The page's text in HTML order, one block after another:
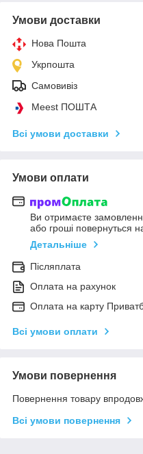
Умови доставки
Нова Пошта
Укрпошта
Самовивіз
Meest ПОШТА
Всі умови доставки
Умови оплати
Ви отримаєте
або гроші повернуться
Детальніше
Післяплата
Оплата на рахунок
Оплата на карту
Всі умови оплати
Умови повернення
Повернення товару
Всі умови повернення